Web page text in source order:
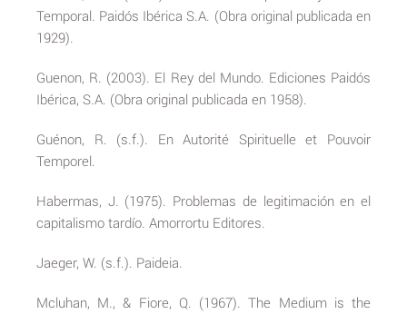
Temporal. Paidós Ibérica S.A. (Obra original publicada en
1929).
Guenon, R. (2003). El Rey del Mundo. Ediciones Paidós
Ibérica, S.A. (Obra original publicada en 1958).
Guénon, R. (s.f.). En Autorité Spirituelle et Pouvoir
Temporel.
Habermas, J. (1975). Problemas de legitimación en el
capitalismo tardío. Amorrortu Editores.
Jaeger, W. (s.f.). Paideia.
Mcluhan, M., & Fiore, Q. (1967). The Medium is the